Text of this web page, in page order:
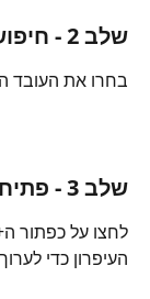
שלב 2 - חיפוש העובד
בחרו את העובד
שלב 3 - פתיחת הדיווח
לחצו על כפתור
העיפרון כדי